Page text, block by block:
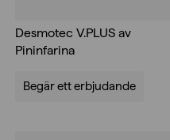
Desmotec V.PLUS av
Pininfarina
Begär ett erbjudande